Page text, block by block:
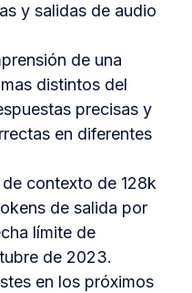
y salidas de audio
de una
distintos del
precisas y
en diferentes
contexto de 128k
de salida por
límite de
de 2023.
en los próximos